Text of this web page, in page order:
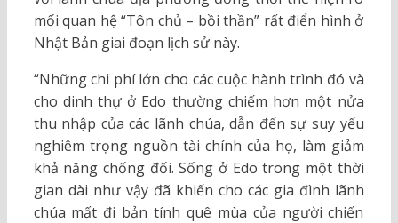
mối quan hệ “Tôn chủ – bồi thần” rất điển hình ở
Nhật Bản giai đoạn lịch sử này.
“Những chi phí lớn cho các cuộc hành trình đó và
cho dinh thự ở Edo thường chiếm hơn một nửa
thu nhập của các lãnh chúa, dẫn đến sự suy yếu
nghiêm trọng nguồn tài chính của họ, làm giảm
khả năng chống đối. Sống ở Edo trong một thời
gian dài như vậy đã khiến cho các gia đình lãnh
chúa mất đi bản tính quê mùa của người chiến